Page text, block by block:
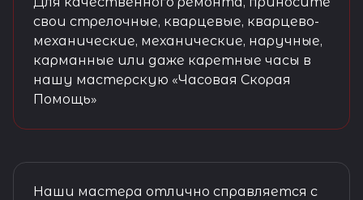
свои стрелочные, кварцевые, кварцево-
механические, механические, наручные,
карманные или даже каретные часы в
нашу мастерскую «Часовая Скорая
Помощь»
Наши мастера отлично справляется с